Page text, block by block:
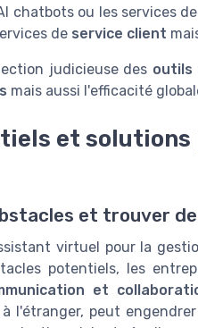
chatbots ou les services
de service client
judicieuse des outils
mais aussi l'efficacité
et
et trouver
virtuel pour la
potentiels, les
et
l'étranger, peut